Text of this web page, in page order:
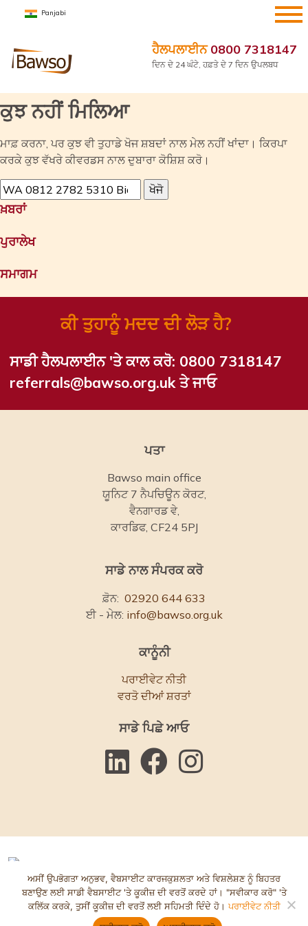
ਸਮੱਗਰੀ
Panjabi
ਹੈਲਪਲਾਈਨ0800 7318147
ਦਿਨ ਦੇ 24 ਘੰਟੇ, ਹਫ਼ਤੇ ਦੇ 7 ਦਿਨ ਉਪਲਬਧ
ਕੁਝ ਨਹੀਂ ਮਿਲਿਆ
ਮਾਫ਼ ਕਰਨਾ, ਪਰ ਕੁਝ ਵੀ ਤੁਹਾਡੇ ਖੋਜ ਸ਼ਬਦਾਂ ਨਾਲ ਮੇਲ ਨਹੀਂ ਖਾਂਦਾ। ਕਿਰਪਾ
ਕਰਕੇ ਕੁਝ ਵੱਖਰੇ ਕੀਵਰਡਸ ਨਾਲ ਦੁਬਾਰਾ ਕੋਸ਼ਿਸ਼ ਕਰੋ।
ਖੋਜੋ
(ਇਸ
ਖ਼ਬਰਾਂ
ਪੁਰਾਲੇਖ
ਸਮਾਗਮ
ਕੀ ਤੁਹਾਨੂੰ ਮਦਦ ਦੀ ਲੋੜ ਹੈ?
ਸਾਡੀ ਹੈਲਪਲਾਈਨ 'ਤੇ ਕਾਲ ਕਰੋ: 0800 7318147
referrals@bawso.org.uk ਤੇ ਜਾਓ
ਪਤਾ
Bawso main office
ਯੂਨਿਟ 7 ਨੈਪਚਿਊਨ ਕੋਰਟ,
ਵੈਨਗਾਰਡ ਵੇ,
ਕਾਰਡਿਫ, CF24 5PJ
ਸਾਡੇ ਨਾਲ ਸੰਪਰਕ ਕਰੋ
ਫ਼ੋਨ: 02920 644 633
ਈ - ਮੇਲ: info@bawso.org.uk
ਕਾਨੂੰਨੀ
ਪਰਾਈਵੇਟ ਨੀਤੀ
ਵਰਤੋ ਦੀਆਂ ਸ਼ਰਤਾਂ
ਸਾਡੇ ਪਿਛੇ ਆਓ
© ਬਾਵਸੋ 2025. ਚੈਰਿਟੀ ਕਮਿਸ਼ਨ ਨੰ: 1084854. ਕੰਪਨੀ ਨੰ: 03152590.
ਵੈੱਬਸਾਈਟ ਦੁਆਰਾਅਕਸੈਂਟ ਕਰੀਏਟਿਵ
ਅਸੀਂ ਉਪਭੋਗਤਾ ਅਨੁਭਵ, ਵੈਬਸਾਈਟ ਕਾਰਜਕੁਸ਼ਲਤਾ ਅਤੇ ਵਿਸ਼ਲੇਸ਼ਣ ਨੂੰ ਬਿਹਤਰ
ਬਣਾਉਣ ਲਈ ਸਾਡੀ ਵੈਬਸਾਈਟ 'ਤੇ ਕੂਕੀਜ਼ ਦੀ ਵਰਤੋਂ ਕਰਦੇ ਹਾਂ। "ਸਵੀਕਾਰ ਕਰੋ" 'ਤੇ
ਕਲਿੱਕ ਕਰਕੇ, ਤੁਸੀਂ ਕੂਕੀਜ਼ ਦੀ ਵਰਤੋਂ ਲਈ ਸਹਿਮਤੀ ਦਿੰਦੇ ਹੋ। ਪਰਾਈਵੇਟ ਨੀਤੀ